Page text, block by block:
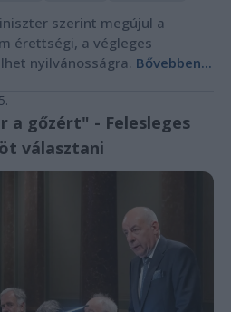
szerint megújul a
érettségi, a végleges
nyilvánosságra. Bővebben...
a gőzért" - Felesleges
választani